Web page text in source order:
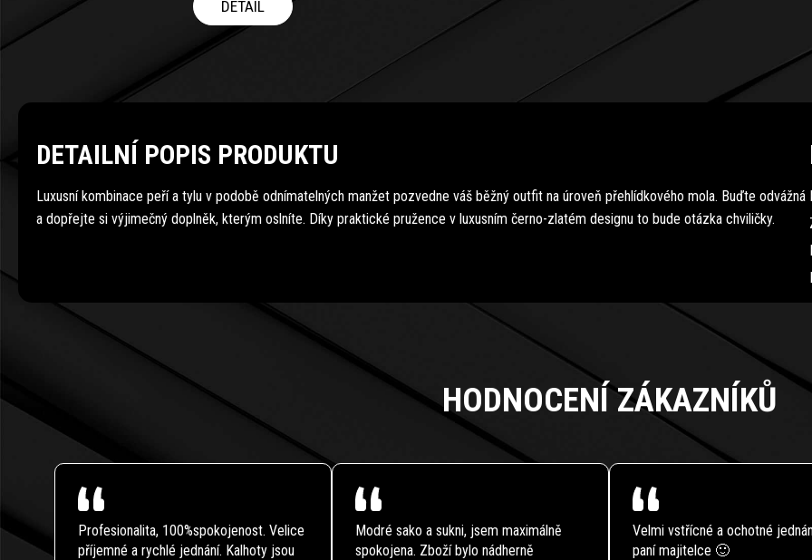
HODNOCENÍ ZÁKAZNÍKŮ
Profesionalita, 100%spokojenost. Velice
příjemné a rychlé jednání. Kalhoty jsou
Modré sako a sukni, jsem maximálně
spokojena. Zboží bylo nádherně
Velmi vstřícné a ochotné
paní majitelce 🙂
DETAIL
DETAILNÍ POPIS PRODUKTU
Luxusní kombinace peří a tylu v podobě odnímatelných manžet pozvedne váš běžný outfit na úroveň přehlídkového mola. Buďte odvážná
a dopřejte si výjimečný doplněk, kterým oslníte. Díky praktické pružence v luxusním černo-zlatém designu to bude otázka chviličky.